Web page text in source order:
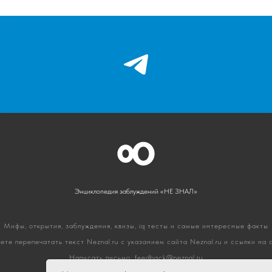
Энциклопедия заблуждений «НЕ ЗНАЛ»
Мифы, открытия, заблуждения, квизы, iq тесты и самые интересные факты
перепечатать текст Neznal.ru с указанием сайта Neznal.ru и ссылки на
Написать письмо: feedback@neznal.ru